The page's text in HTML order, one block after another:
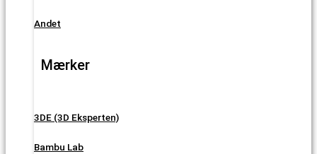
Andet
Mærker
3DE (3D Eksperten)
Bambu Lab